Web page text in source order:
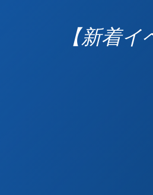
【新着